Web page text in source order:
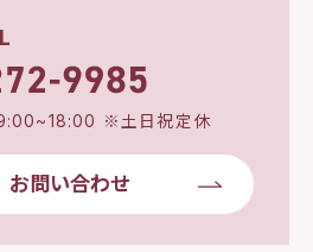
※土日祝定休
お問い合わせ